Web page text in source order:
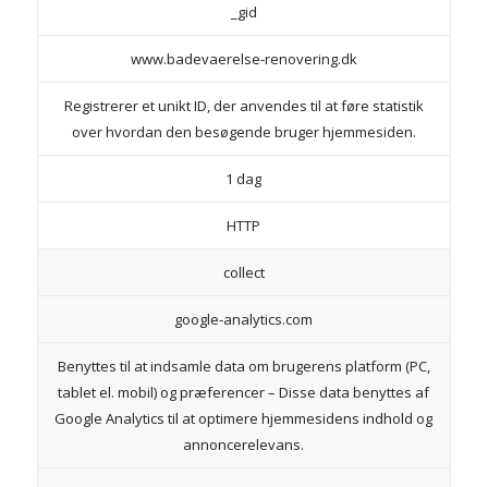
_gid
www.badevaerelse-renovering.dk
Registrerer et unikt ID, der anvendes til at føre statistik
over hvordan den besøgende bruger hjemmesiden.
1 dag
HTTP
collect
google-analytics.com
Benyttes til at indsamle data om brugerens platform (PC,
tablet el. mobil) og præferencer – Disse data benyttes af
Google Analytics til at optimere hjemmesidens indhold og
annoncerelevans.